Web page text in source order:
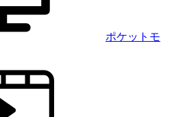
ポケットモ